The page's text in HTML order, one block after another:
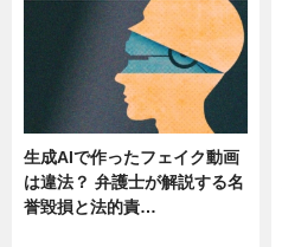
生成AIで作ったフェイク動画
は違法？ 弁護士が解説する名
誉毀損と法的責…